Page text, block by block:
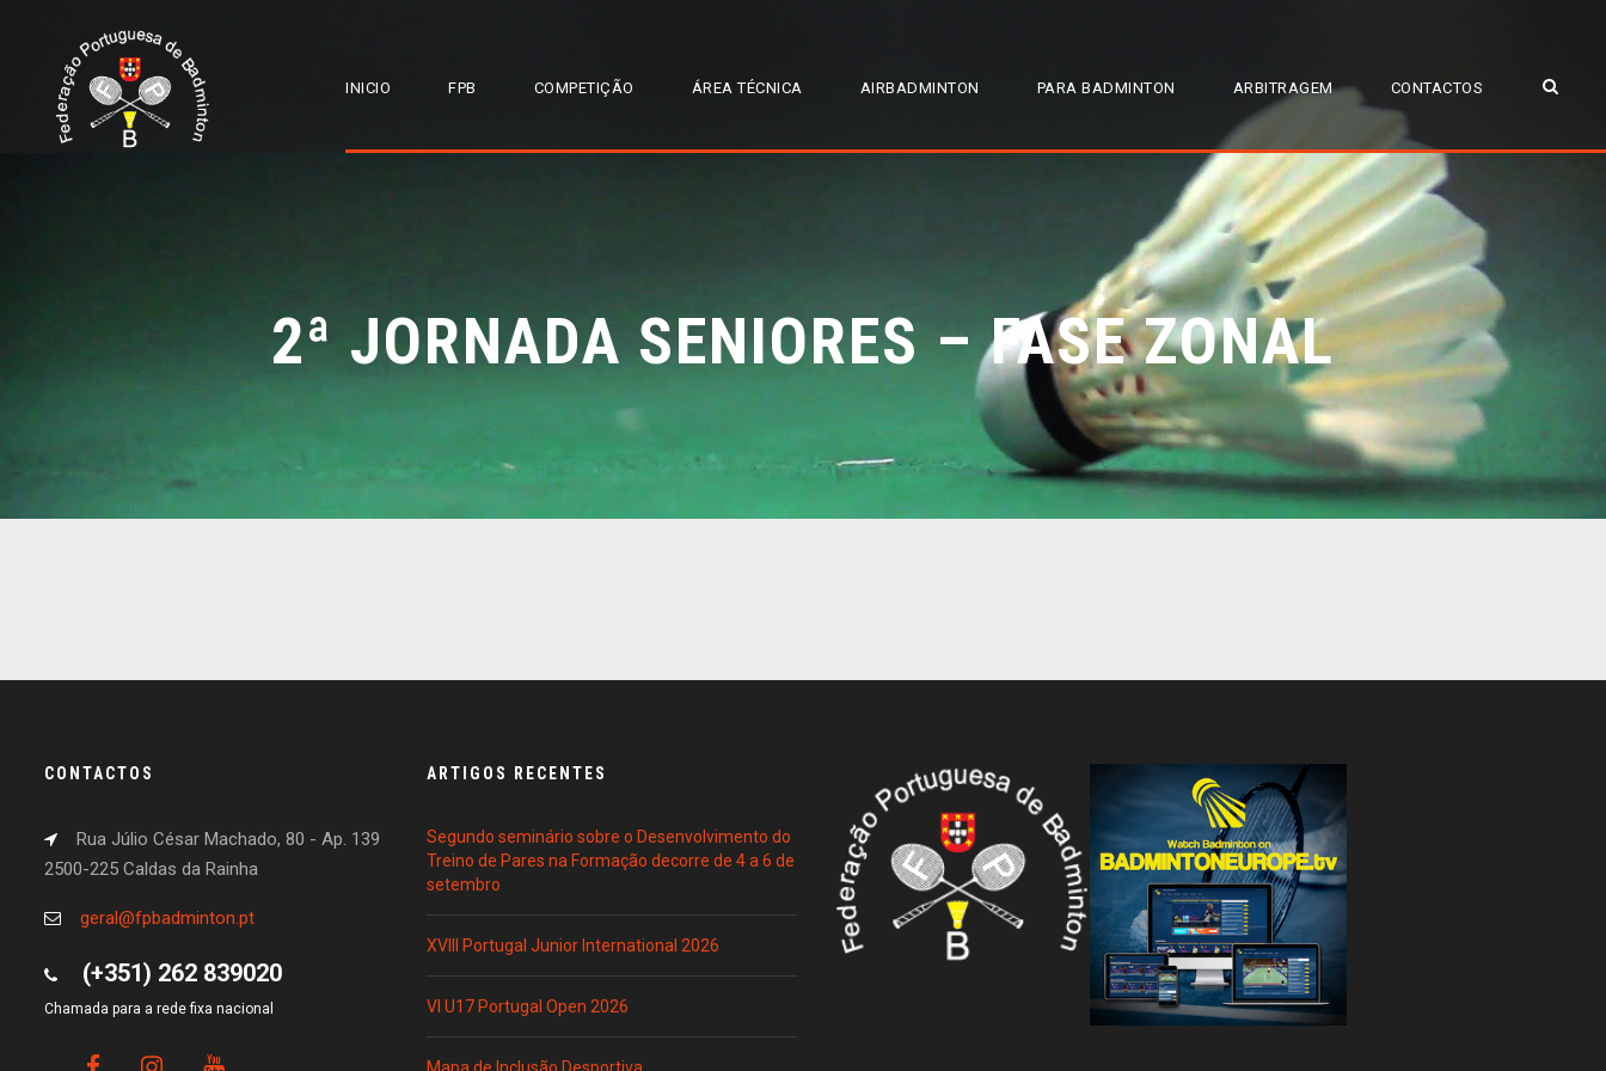
INICIO FPB COMPETIÇÃO ÁREA TÉCNICA AIRBADMINTON PARA BADMINTON ARBITRAGEM CONTACTOS
2ª JORNADA SENIORES – FASE ZONAL
CONTACTOS
Rua Júlio César Machado, 80 - Ap. 139
2500-225 Caldas da Rainha
geral@fpbadminton.pt
(+351) 262 839020
Chamada para a rede fixa nacional
ARTIGOS RECENTES
Segundo seminário sobre o Desenvolvimento do
Treino de Pares na Formação decorre de 4 a 6 de
setembro
XVIII Portugal Junior International 2026
VI U17 Portugal Open 2026